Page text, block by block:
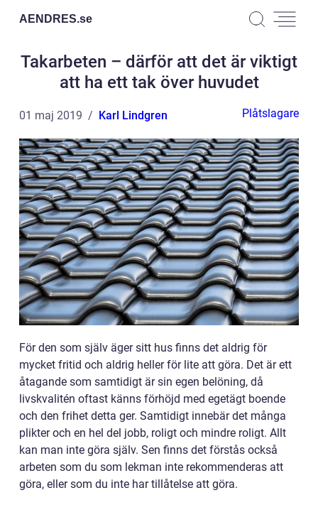
AENDRES.se
Takarbeten – därför att det är viktigt
att ha ett tak över huvudet
01 maj 2019 Karl Lindgren Plåtslagare
För den som själv äger sitt hus finns det aldrig för
mycket fritid och aldrig heller för lite att göra. Det är ett
åtagande som samtidigt är sin egen belöning, då
livskvalitén oftast känns förhöjd med egetägt boende
och den frihet detta ger. Samtidigt innebär det många
plikter och en hel del jobb, roligt och mindre roligt. Allt
kan man inte göra själv. Sen finns det förstås också
arbeten som du som lekman inte rekommenderas att
göra, eller som du inte har tillåtelse att göra.